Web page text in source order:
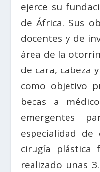
ejerce su
de África. Sus
docentes y de
área de la
de cara, cabeza
como objetivo
becas a
emergentes
especialidad
cirugía plástica
realizado unas